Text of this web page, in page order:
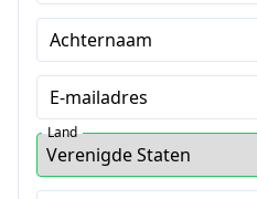
Achternaam
E-mailadres
Land